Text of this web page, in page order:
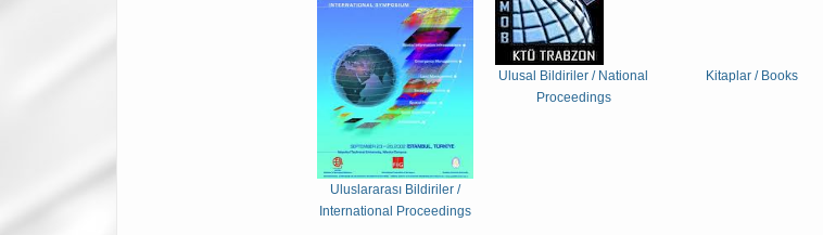
Uluslararası Bildiriler /
International Proceedings
Ulusal Bildiriler / National
Proceedings
Kitaplar / Books